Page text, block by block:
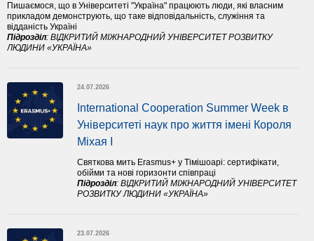
Пишаємося, що в Університеті "Україна" працюють люди, які власним
прикладом демонструють, що таке відповідальність, служіння та
відданість Україні
Підрозділ: ВІДКРИТИЙ МІЖНАРОДНИЙ УНІВЕРСИТЕТ РОЗВИТКУ
ЛЮДИНИ «УКРАЇНА»
24.07.2026
International Cooperation Summer Week в
Університеті наук про життя імені Короля
Міхая І
Святкова мить Erasmus+ у Тімішоарі: сертифікати,
обійми та нові горизонти співпраці
Підрозділ: ВІДКРИТИЙ МІЖНАРОДНИЙ УНІВЕРСИТЕТ
РОЗВИТКУ ЛЮДИНИ «УКРАЇНА»
23.07.2026